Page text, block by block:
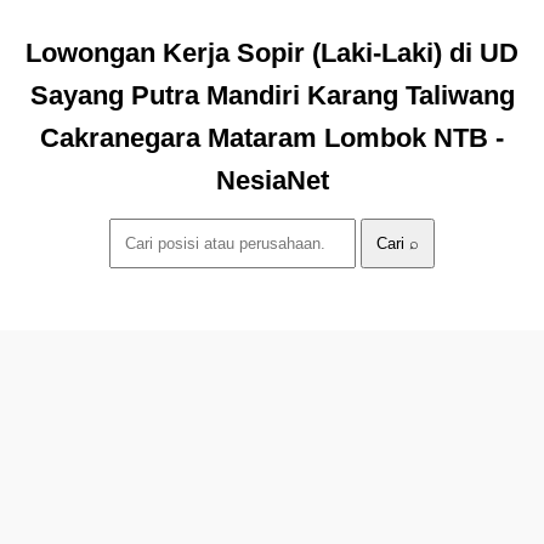
Lowongan Kerja Sopir (Laki-Laki) di UD
Sayang Putra Mandiri Karang Taliwang
Cakranegara Mataram Lombok NTB -
NesiaNet
Cari ⌕